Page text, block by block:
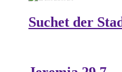
Suchet der